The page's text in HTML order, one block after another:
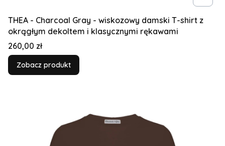
THEA - Charcoal Gray - wiskozowy damski T-shirt z
okrągłym dekoltem i klasycznymi rękawami
Cena
260,00 zł
Zobacz produkt